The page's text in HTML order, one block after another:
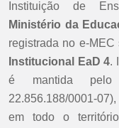
Instituição de
Ministério da
registrada no e-
Institucional EaD 4.
é mantida pelo
22.856.188/0001-
em todo o